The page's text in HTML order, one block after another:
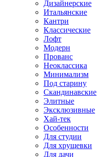
Дизайнерские
Итальянские
Кантри
Классические
Лофт
Модерн
Прованс
Неоклассика
Минимализм
Под старину
Скандинавские
Элитные
Эксклюзивные
Хай-тек
Особенности
Для студии
Для хрущевки
Для дачи